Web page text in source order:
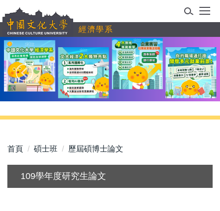
到
主
要
內
容
區
經濟學系
首頁 碩士班 歷屆碩博士論文
109學年度研究生論文